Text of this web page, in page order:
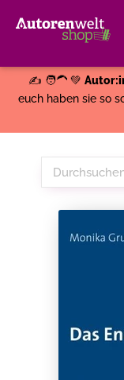
✍️ 🧑‍🦱 💚
euch haben sie so
Durchsuchen
Sie